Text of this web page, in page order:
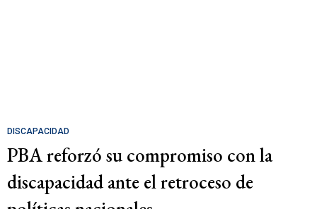
DISCAPACIDAD
PBA reforzó su compromiso con la
discapacidad ante el retroceso de